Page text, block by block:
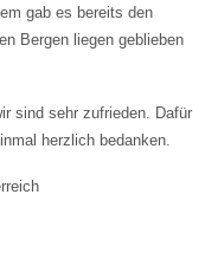
gab es bereits den
Bergen liegen geblieben
sind sehr zufrieden. Dafür
herzlich bedanken.